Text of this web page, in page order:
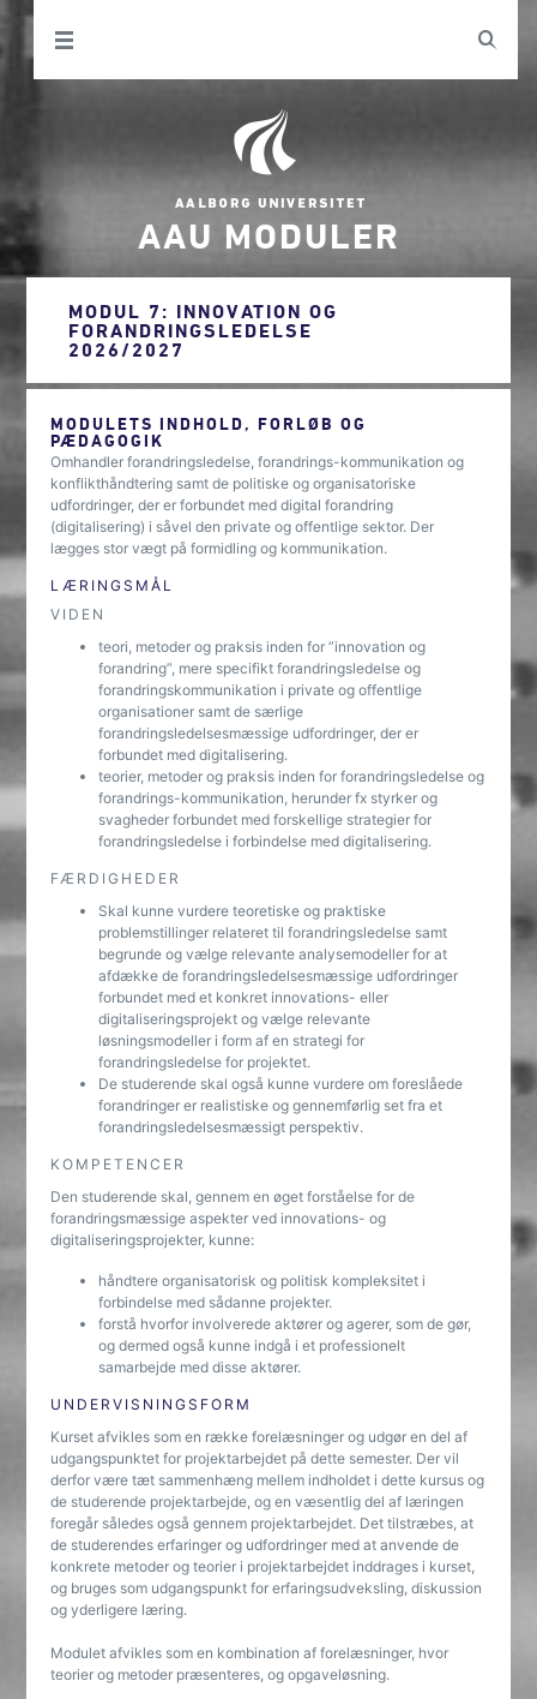
AAU MODULER
MODUL 7: INNOVATION OG
FORANDRINGSLEDELSE
2026/2027
MODULETS INDHOLD, FORLØB OG
PÆDAGOGIK
Omhandler forandringsledelse, forandrings-kommunikation og
konflikthåndtering samt de politiske og organisatoriske
udfordringer, der er forbundet med digital forandring
(digitalisering) i såvel den private og offentlige sektor. Der
lægges stor vægt på formidling og kommunikation.
LÆRINGSMÅL
VIDEN
teori, metoder og praksis inden for ”innovation og
forandring”, mere specifikt forandringsledelse og
forandringskommunikation i private og offentlige
organisationer samt de særlige
forandringsledelsesmæssige udfordringer, der er
forbundet med digitalisering.
teorier, metoder og praksis inden for forandringsledelse og
forandrings-kommunikation, herunder fx styrker og
svagheder forbundet med forskellige strategier for
forandringsledelse i forbindelse med digitalisering.
FÆRDIGHEDER
Skal kunne vurdere teoretiske og praktiske
problemstillinger relateret til forandringsledelse samt
begrunde og vælge relevante analysemodeller for at
afdække de forandringsledelsesmæssige udfordringer
forbundet med et konkret innovations- eller
digitaliseringsprojekt og vælge relevante
løsningsmodeller i form af en strategi for
forandringsledelse for projektet.
De studerende skal også kunne vurdere om foreslåede
forandringer er realistiske og gennemførlig set fra et
forandringsledelsesmæssigt perspektiv.
KOMPETENCER
Den studerende skal, gennem en øget forståelse for de
forandringsmæssige aspekter ved innovations- og
digitaliseringsprojekter, kunne:
håndtere organisatorisk og politisk kompleksitet i
forbindelse med sådanne projekter.
forstå hvorfor involverede aktører og agerer, som de gør,
og dermed også kunne indgå i et professionelt
samarbejde med disse aktører.
UNDERVISNINGSFORM
Kurset afvikles som en række forelæsninger og udgør en del af
udgangspunktet for projektarbejdet på dette semester. Der vil
derfor være tæt sammenhæng mellem indholdet i dette kursus og
de studerende projektarbejde, og en væsentlig del af læringen
foregår således også gennem projektarbejdet. Det tilstræbes, at
de studerendes erfaringer og udfordringer med at anvende de
konkrete metoder og teorier i projektarbejdet inddrages i kurset,
og bruges som udgangspunkt for erfaringsudveksling, diskussion
og yderligere læring.
Modulet afvikles som en kombination af forelæsninger, hvor
teorier og metoder præsenteres, og opgaveløsning.